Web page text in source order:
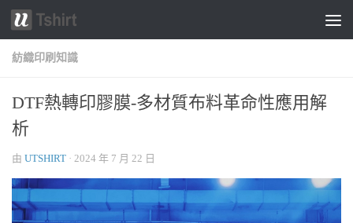
跳轉至內容
紡織印刷知識
DTF熱轉印膠膜-多材質布料革命性應用解
析
由 UTSHIRT · 2024 年 7 月 22 日